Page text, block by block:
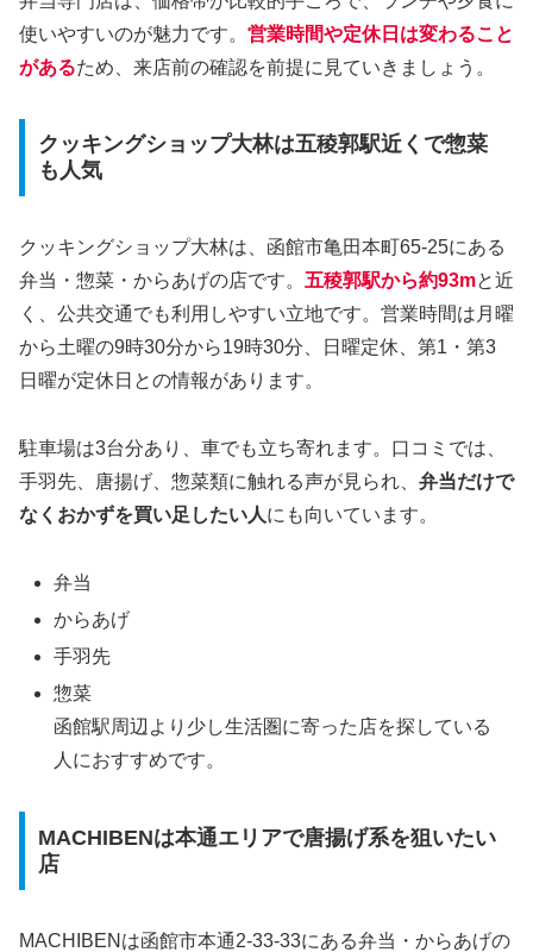
使いやすいのが魅力です。 営業時間や定休日は変わること
があるため、来店前の確認を前提に見ていきましょう。
クッキングショップ大林は五稜郭駅近くで惣菜
も人気
クッキングショップ大林は、函館市亀田本町65-25にある
弁当・惣菜・からあげの店です。 五稜郭駅から約93mと近
く、公共交通でも利用しやすい立地です。営業時間は月曜
から土曜の9時30分から19時30分、日曜定休、第1・第3
日曜が定休日との情報があります。
駐車場は3台分あり、車でも立ち寄れます。口コミでは、
手羽先、唐揚げ、惣菜類に触れる声が見られ、 弁当だけで
なくおかずを買い足したい人にも向いています。
弁当
からあげ
手羽先
惣菜
函館駅周辺より少し生活圏に寄った店を探している
人におすすめです。
MACHIBENは本通エリアで唐揚げ系を狙いたい
店
MACHIBENは函館市本通2-33-33にある弁当・からあげの